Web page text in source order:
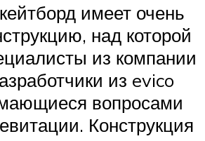
имеет очень
над которой
из компании
из evico
вопросами
Конструкция